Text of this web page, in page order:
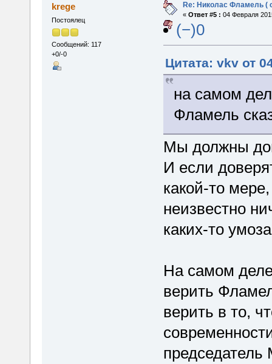
krege
Постоялец
Сообщений: 117
+0/-0
Re: Николас Фламель (
« Ответ #5 : 04 Февраля
(−)0
Цитата: vkv от
на самом
Фламель
Мы должны
И если
какой-то
неизвестно
каких-то
На самом
верить
верить в то,